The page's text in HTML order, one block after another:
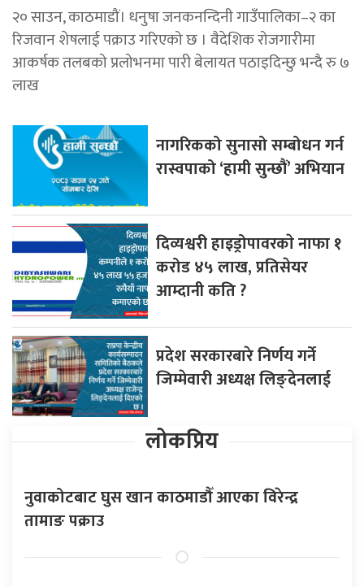
२० साउन, काठमाडौं। धनुषा जनकनन्दिनी गाउँपालिका–२ का
रिजवान शेषलाई पक्राउ गरिएको छ । वैदेशिक रोजगारीमा
आकर्षक तलबको प्रलोभनमा पारी बेलायत पठाइदिन्छु भन्दै रु ७
लाख
नागरिकको सुनासो सम्बोधन गर्न
रास्वपाको ‘हामी सुन्छौं’ अभियान
दिव्यश्वरी हाइड्रोपावरकाे नाफा १
करोड ४५ लाख, प्रतिसेयर
आम्दानी कति ?
प्रदेश सरकारबारे निर्णय गर्ने
जिम्मेवारी अध्यक्ष लिङ्देनलाई
लोकप्रिय
नुवाकोटबाट घुस खान काठमाडौँ आएका विरेन्द्र
तामाङ पक्राउ